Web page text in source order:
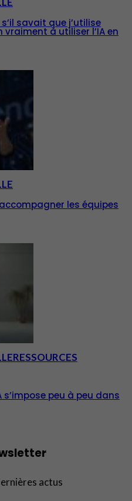
savait que j’utilise
à utiliser l’IA en
les équipes
RESSOURCES
s’impose peu à peu dans
actus